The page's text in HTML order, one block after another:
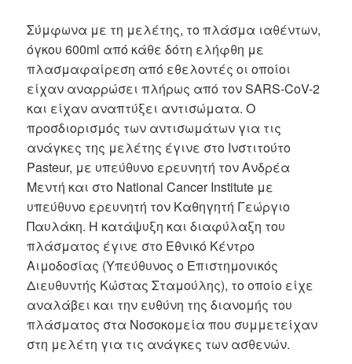
Σύμφωνα με τη μελέτης, το πλάσμα ιαθέντων,
όγκου 600ml από κάθε δότη ελήφθη με
πλασμαφαίρεση από εθελοντές οι οποίοι
είχαν αναρρώσει πλήρως από τον SARS-CoV-2
και είχαν αναπτύξει αντισώματα. Ο
προσδιορισμός των αντισωμάτων για τις
ανάγκες της μελέτης έγινε στο Ινστιτούτο
Pasteur, με υπεύθυνο ερευνητή τον Ανδρέα
Μεντή και στο National Cancer Institute με
υπεύθυνο ερευνητή τον Καθηγητή Γεώργιο
Παυλάκη. Η κατάψυξη και διαφύλαξη του
πλάσματος έγινε στο Εθνικό Κέντρο
Αιμοδοσίας (Υπεύθυνος ο Επιστημονικός
Διευθυντής Κώστας Σταμούλης), το οποίο είχε
αναλάβει και την ευθύνη της διανομής του
πλάσματος στα Νοσοκομεία που συμμετείχαν
στη μελέτη για τις ανάγκες των ασθενών.